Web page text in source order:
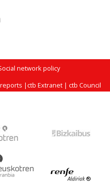
network policy
|ctb Extranet |ctb Council